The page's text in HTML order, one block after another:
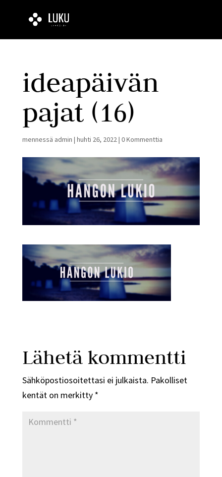
ideapäivän
pajat (16)
mennessä admin | huhti 26, 2022| 0 Kommenttia
Lähetä kommentti
Sähköpostiosoitettasi ei julkaista. Pakolliset
kentät on merkitty *